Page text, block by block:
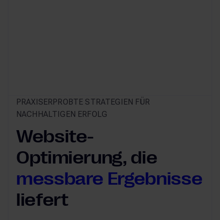
PRAXISERPROBTE STRATEGIEN FÜR
NACHHALTIGEN ERFOLG
Website-
Optimierung, die
messbare Ergebnisse
liefert